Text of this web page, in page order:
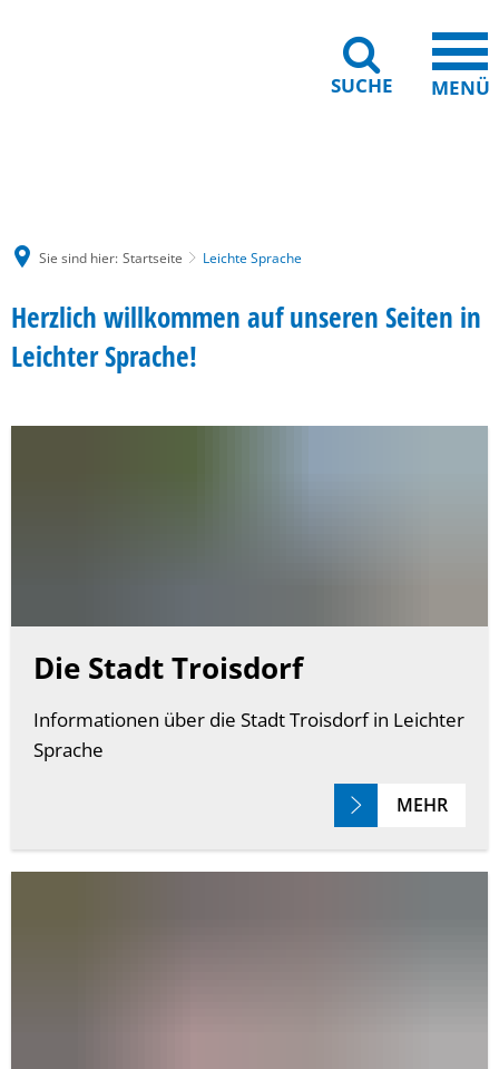
SUCHE MENÜ
Sie sind hier: Startseite Leichte Sprache
Herzlich willkommen auf unseren Seiten in
Leichter Sprache!
Die Stadt Troisdorf
Informationen über die Stadt Troisdorf in Leichter
Sprache
MEHR